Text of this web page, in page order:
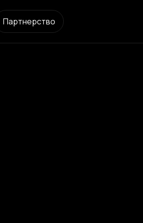
Партнерство